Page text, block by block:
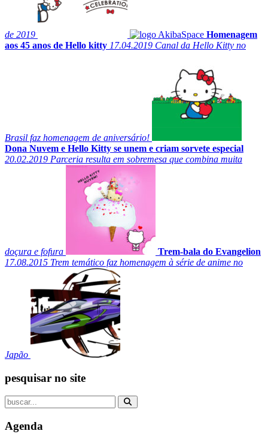
de 2019
Homenagem
aos 45 anos de Hello kitty 17.04.2019 Canal da Hello Kitty no
Brasil faz homenagem de aniversário!
Dona Nuvem e Hello Kitty se unem e criam sorvete especial
20.02.2019 Parceria resulta em sobremesa que combina muita
doçura e fofura
Trem-bala do Evangelion
17.08.2015 Trem temático faz homenagem à série de anime no
Japão
pesquisar no site
Agenda